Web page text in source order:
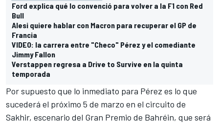
Ford explica qué lo convenció para volver a la F1 con Red
Bull
Alesi quiere hablar con Macron para recuperar el GP de
Francia
VIDEO: la carrera entre "Checo" Pérez y el comediante
Jimmy Fallon
Verstappen regresa a Drive to Survive en la quinta
temporada
Por supuesto que lo inmediato para Pérez es lo que
sucederá el próximo 5 de marzo en el circuito de
Sakhir, escenario del Gran Premio de Bahréin, que será